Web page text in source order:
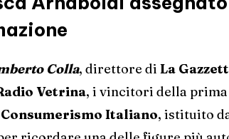
Colla, direttore di La
Vetrina, i vincitori della prima
Italiano, istituito